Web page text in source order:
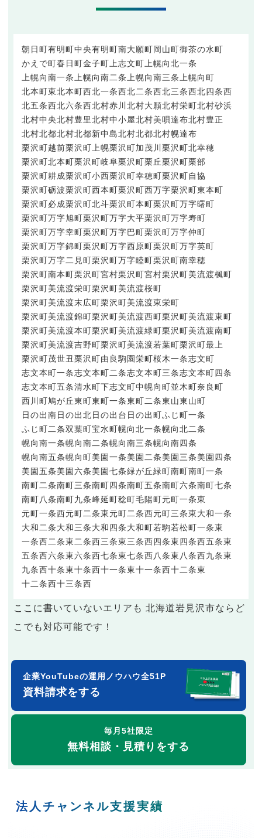
朝日町有明町中央有明町南大願町岡山町御茶の水町
かえで町春日町金子町 上志文町 上幌向北一条
上幌向南一条 上幌向南二条 上幌向南三条 上幌向町
北本町東北本町西北一条西北二条西北三条西北四条西
北五条西北六条西北村赤川北村大願北村栄町北村砂浜
北村中央北村豊里北村中小屋北村美唄達布北村豊正
北村北都北村北都新中島北村北都北村幌達布
栗沢町越前栗沢町上幌栗沢町加茂川栗沢町北幸穂
栗沢町北本町栗沢町岐阜栗沢町栗丘栗沢町栗部
栗沢町耕成栗沢町小西栗沢町幸穂町栗沢町自協
栗沢町砺波栗沢町西本町栗沢町西万字栗沢町東本町
栗沢町必成栗沢町北斗栗沢町本町栗沢町万字曙町
栗沢町万字旭町栗沢町万字大平栗沢町万字寿町
栗沢町万字幸町栗沢町万字巴町栗沢町万字仲町
栗沢町万字錦町栗沢町万字西原町栗沢町万字英町
栗沢町万字二見町栗沢町万字睦町栗沢町南幸穂
栗沢町南本町栗沢町宮村栗沢町宮村栗沢町美流渡楓町
栗沢町美流渡栄町栗沢町美流渡桜町
栗沢町美流渡末広町栗沢町美流渡東栄町
栗沢町美流渡錦町栗沢町美流渡西町栗沢町美流渡東町
栗沢町美流渡本町栗沢町美流渡緑町栗沢町美流渡南町
栗沢町美流渡吉野町栗沢町美流渡若葉町栗沢町最上
栗沢町茂世丑栗沢町由良駒園栄町桜木一条志文町
志文本町一条志文本町二条志文本町三条志文本町四条
志文本町五条清水町下志文町中幌向町並木町奈良町
西川町鳩が丘東町東町一条東町二条東山東山町
日の出南日の出北日の出台 日の出町ふじ町一条
ふじ町二条双葉町宝水町幌向北一条幌向北二条
幌向南一条幌向南二条幌向南三条幌向南四条
幌向南五条幌向町美園一条美園二条美園三条美園四条
美園五条美園六条美園七条緑が丘緑町南町南町一条
南町二条南町三条南町四条南町五条南町六条南町七条
南町八条南町九条峰延町稔町毛陽町元町一条東
元町一条西元町二条東元町二条西元町三条東大和一条
大和二条大和三条大和四条大和町若駒若松町一条東
一条西二条東 二条西三条東三条西四条東四条西五条東
五条西六条東六条西七条東七条西八条東 八条西九条東
九条西十条東十条西十一条東十一条西十二条東
十二条西十三条西
ここに書いていないエリアも 北海道岩見沢市ならど
こでも対応可能です！
企業YouTubeの運用ノウハウ全51P
資料請求をする
毎月5社限定
無料相談・見積りをする
法人チャンネル支援実績